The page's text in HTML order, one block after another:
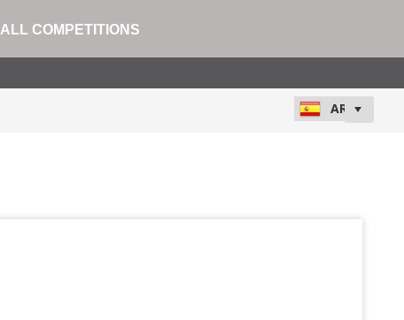
ALL COMPETITIONS